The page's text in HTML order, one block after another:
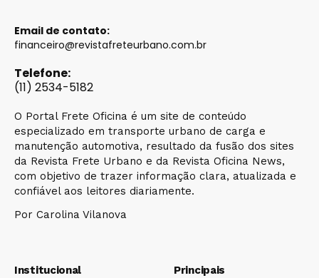
Email de contato:
financeiro@revistafreteurbano.com.br
Telefone:
(11) 2534-5182
O Portal Frete Oficina é um site de conteúdo
especializado em transporte urbano de carga e
manutenção automotiva, resultado da fusão dos sites
da Revista Frete Urbano e da Revista Oficina News,
com objetivo de trazer informação clara, atualizada e
confiável aos leitores diariamente.
Por Carolina Vilanova
Institucional Principais